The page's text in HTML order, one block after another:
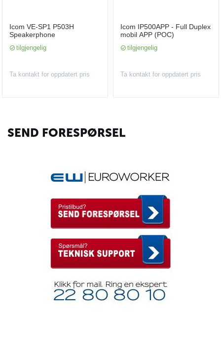
Icom VE-SP1 P503H
Speakerphone
tilgjengelig
Ta kontakt for oppdatert pris
Icom IP500APP - Full Duplex
mobil APP (POC)
tilgjengelig
Ta kontakt for oppdatert pris
SEND FORESPØRSEL